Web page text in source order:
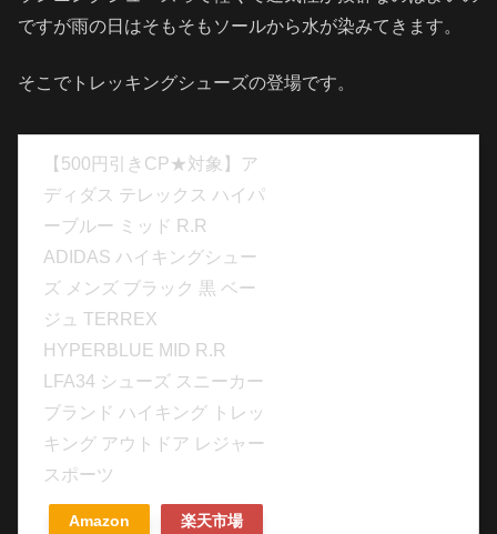
ですが雨の日はそもそもソールから水が染みてきます。
そこでトレッキングシューズの登場です。
【500円引きCP★対象】ア
ディダス テレックス ハイパ
ーブルー ミッド R.R
ADIDAS ハイキングシュー
ズ メンズ ブラック 黒 ベー
ジュ TERREX
HYPERBLUE MID R.R
LFA34 シューズ スニーカー
ブランド ハイキング トレッ
キング アウトドア レジャー
スポーツ
Amazon 楽天市場